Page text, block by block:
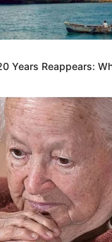
Years Reappears: